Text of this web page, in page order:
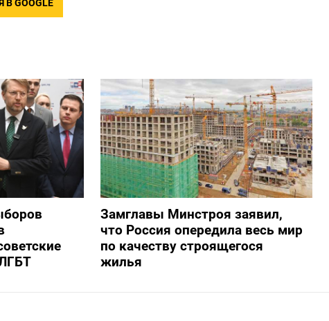
GOOGLE
Замглавы Минстроя заявил,
что Россия опередила весь мир
по качеству строящегося
жилья